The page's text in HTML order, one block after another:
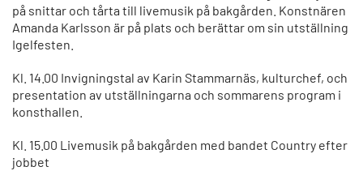
på snittar och tårta till livemusik på bakgården. Konstnären
Amanda Karlsson är på plats och berättar om sin utställning
Igelfesten.
Kl. 14.00 Invigningstal av Karin Stammarnäs, kulturchef, och
presentation av utställningarna och sommarens program i
konsthallen.
Kl. 15.00 Livemusik på bakgården med bandet Country efter
jobbet